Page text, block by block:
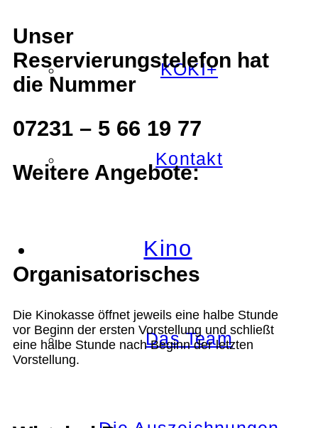
KOKI+
Kontakt
Kino
Das Team
Unser
Reservierungstelefon hat
die Nummer
07231 – 5 66 19 77
Weitere Angebote:
Organisatorisches
Die Kinokasse öffnet jeweils eine halbe Stunde
vor Beginn der ersten Vorstellung und schließt
eine halbe Stunde nach Beginn der letzten
Vorstellung.